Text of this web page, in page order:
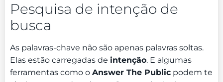
Pesquisa de intenção de
busca
As palavras-chave não são apenas palavras soltas.
Elas estão carregadas de intenção. E algumas
ferramentas como o Answer The Public podem te